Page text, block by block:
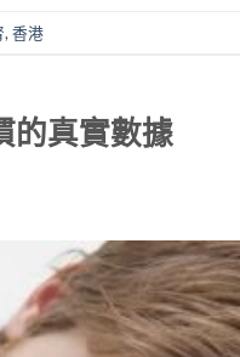
, 香港
的真實數據